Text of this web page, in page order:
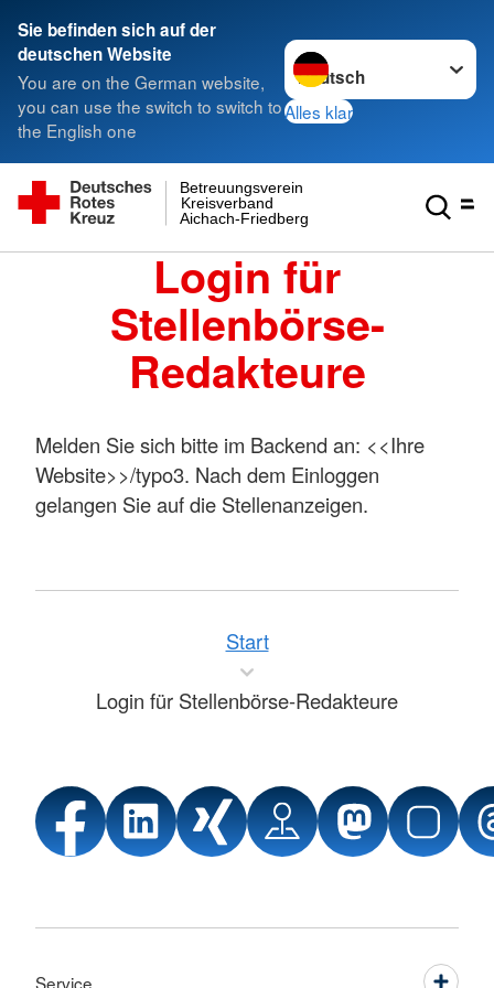
Sie befinden sich auf der
deutschen Website
You are on the German website,
you can use the switch to switch to
the English one
Sprache wechseln zu
Alles klar
Aichach-Friedberg
Kreisverband
Betreuungsverein
Login für
Stellenbörse-
Redakteure
Melden Sie sich bitte im Backend an: <<Ihre
Website>>/typo3. Nach dem Einloggen
gelangen Sie auf die Stellenanzeigen.
Start
Login für Stellenbörse-Redakteure
Service